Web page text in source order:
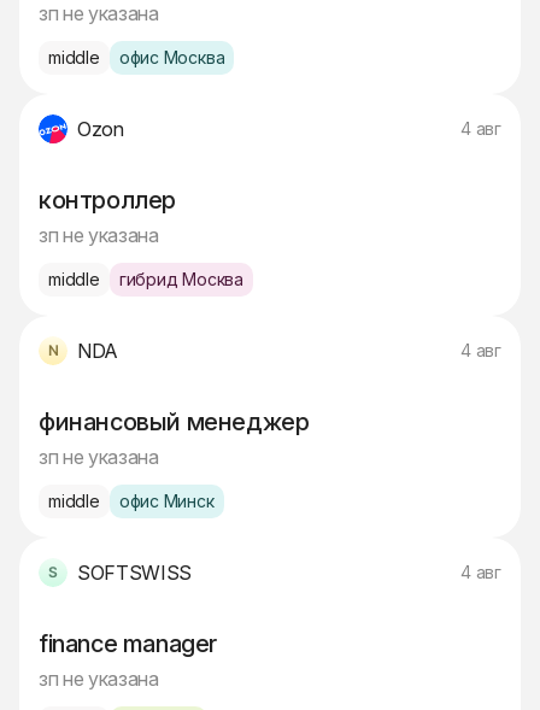
зп не указана
middle офис Москва
Ozon 4 авг
контроллер
зп не указана
middle гибрид Москва
NDA 4 авг
финансовый менеджер
зп не указана
middle офис Минск
SOFTSWISS 4 авг
finance manager
зп не указана